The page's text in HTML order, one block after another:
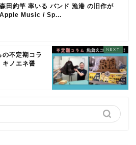
森田釣竿 率いる バンド 漁港 の旧作が
Apple Music / Sp...
不定期コラ
キノエネ醤